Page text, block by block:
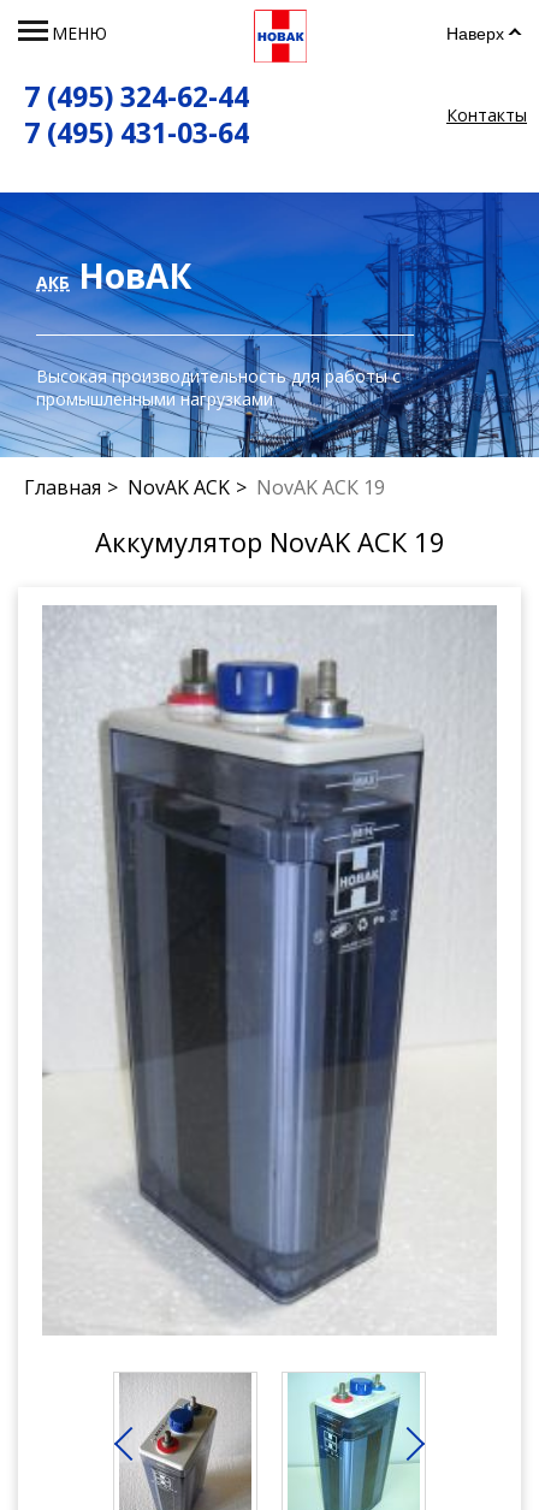
МЕНЮ Наверх
7 (495) 324-62-44
7 (495) 431-03-64
Контакты
АКБНовАК
Высокая производительность для работы с
промышленными нагрузками
Главная NovAK ACK NovAK АСК 19
Аккумулятор NovAK АСК 19